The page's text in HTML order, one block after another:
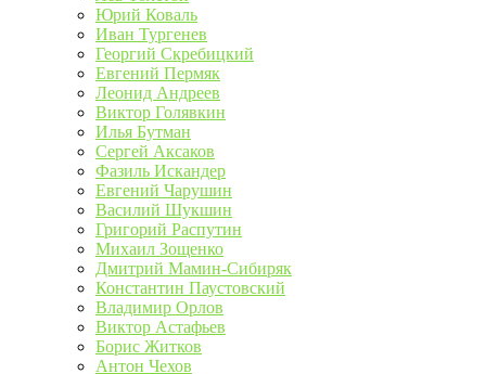
Юрий Коваль
Иван Тургенев
Георгий Скребицкий
Евгений Пермяк
Леонид Андреев
Виктор Голявкин
Илья Бутман
Сергей Аксаков
Фазиль Искандер
Евгений Чарушин
Василий Шукшин
Григорий Распутин
Михаил Зощенко
Дмитрий Мамин-Сибиряк
Константин Паустовский
Владимир Орлов
Виктор Астафьев
Борис Житков
Антон Чехов